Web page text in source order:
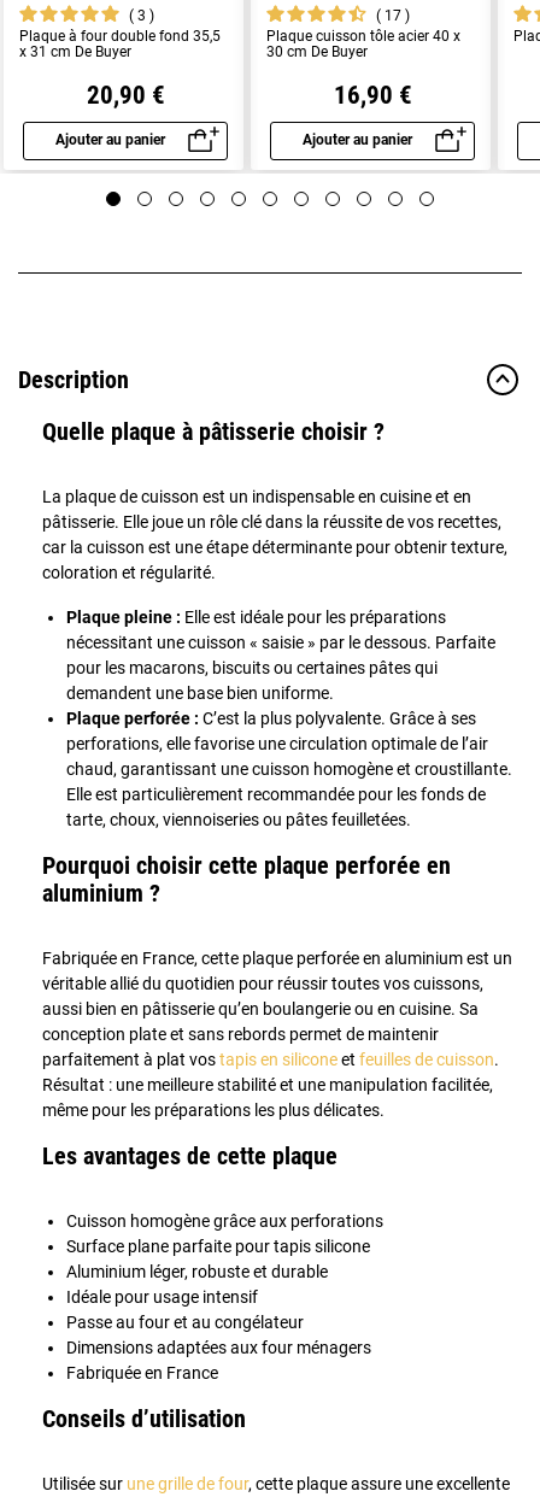
3
Plaque à four double fond 35,5
x 31 cm De Buyer
20,90 €
Ajouter au panier
Aperçu rapide
17
Plaque cuisson tôle acier 40 x
30 cm De Buyer
16,90 €
Ajouter au panier
Aperçu rapide
Description
Quelle plaque à pâtisserie choisir ?
La plaque de cuisson est un indispensable en cuisine et en
pâtisserie. Elle joue un rôle clé dans la réussite de vos recettes,
car la cuisson est une étape déterminante pour obtenir texture,
coloration et régularité.
Plaque pleine : Elle est idéale pour les préparations
nécessitant une cuisson « saisie » par le dessous. Parfaite
pour les macarons, biscuits ou certaines pâtes qui
demandent une base bien uniforme.
Plaque perforée : C’est la plus polyvalente. Grâce à ses
perforations, elle favorise une circulation optimale de l’air
chaud, garantissant une cuisson homogène et croustillante.
Elle est particulièrement recommandée pour les fonds de
tarte, choux, viennoiseries ou pâtes feuilletées.
Pourquoi choisir cette plaque perforée en
aluminium ?
Fabriquée en France, cette plaque perforée en aluminium est un
véritable allié du quotidien pour réussir toutes vos cuissons,
aussi bien en pâtisserie qu’en boulangerie ou en cuisine. Sa
conception plate et sans rebords permet de maintenir
parfaitement à plat vostapis en siliconeet feuilles de cuisson.
Résultat : une meilleure stabilité et une manipulation facilitée,
même pour les préparations les plus délicates.
Les avantages de cette plaque
Cuisson homogène grâce aux perforations
Surface plane parfaite pour tapis silicone
Aluminium léger, robuste et durable
Idéale pour usage intensif
Passe au four et au congélateur
Dimensions adaptées aux four ménagers
Fabriquée en France
Conseils d’utilisation
Utilisée sur une grille de four, cette plaque assure une excellente